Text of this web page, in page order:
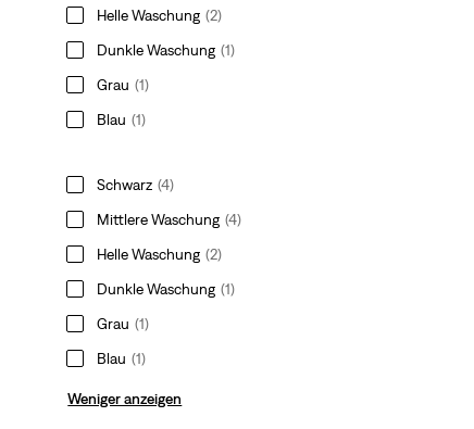
Helle Waschung (2)
Dunkle Waschung (1)
Grau (1)
Blau (1)
Schwarz (4)
Mittlere Waschung (4)
Helle Waschung (2)
Dunkle Waschung (1)
Grau (1)
Blau (1)
Weniger anzeigen